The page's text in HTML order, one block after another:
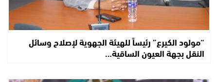
“مولود الكيرع” رئيساً للهيئة الجهوية لإصلاح وسائل
النقل بجهة العيون الساقية…